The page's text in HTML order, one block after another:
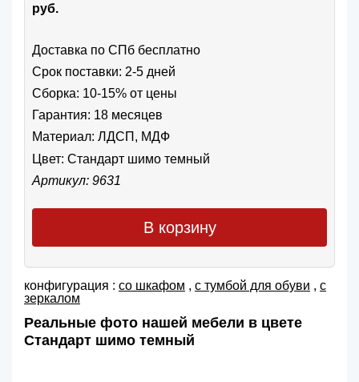
руб.
Доставка по СПб бесплатно
Срок поставки: 2-5 дней
Сборка: 10-15% от цены
Гарантия: 18 месяцев
Материал: ЛДСП, МДФ
Цвет: Стандарт шимо темный
Артикул: 9631
В корзину
конфигурация : со шкафом , с тумбой для обуви , с
зеркалом
Реальные фото нашей мебели в цвете
Стандарт шимо темный